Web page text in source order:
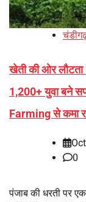
खेती की ओर
1,200+ युवा बने
Farming से कमा
0
पंजाब की धरती पर